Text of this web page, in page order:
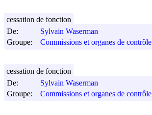
De:
Sylvain Waserman
Groupe:
Commissions et organes de contrôle
cessation de fonction
De:
Sylvain Waserman
Groupe:
Commissions et organes de contrôle
cessation de fonction